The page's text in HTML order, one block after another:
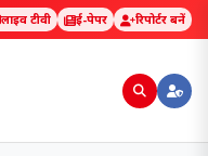
लाइव टीवी ई-पेपर रिपोर्टर बनें